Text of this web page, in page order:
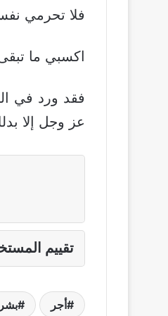
فلا تحرمي
اكسبي ما
فقد ورد في
عز وجل إلا
تقييم
أجر بشر